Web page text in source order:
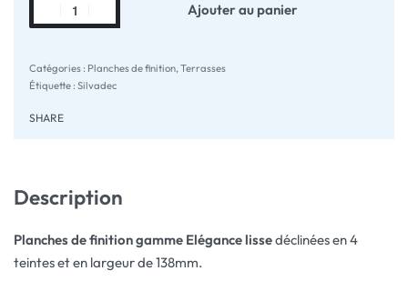
Ajouter au panier
Catégories : Planches de finition,Terrasses
Étiquette : Silvadec
SHARE
Description
Planches de finition gamme Elégance lissedéclinées en 4
teintes et en largeur de 138mm.